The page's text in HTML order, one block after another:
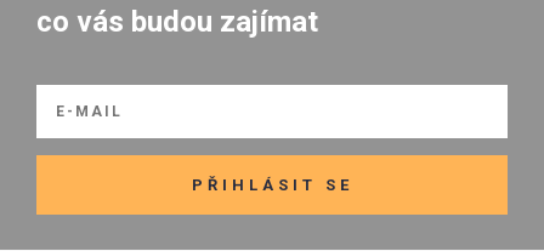
co vás budou zajímat
PŘIHLÁSIT SE